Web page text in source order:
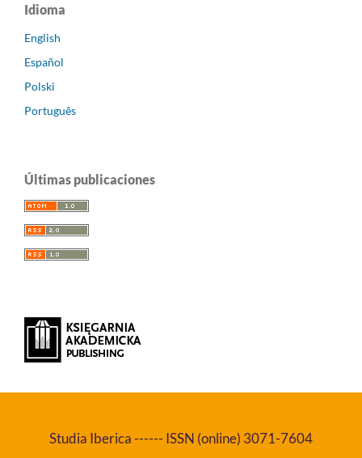
Idioma
English
Español
Polski
Português
Últimas publicaciones
Studia Iberica ------ ISSN (online) 3071-7604